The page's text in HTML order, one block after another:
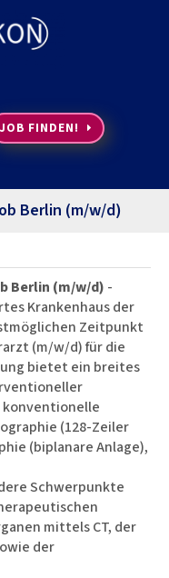
JOB FINDEN!
Berlin (m/w/d)
Berlin (m/w/d) -
Krankenhaus der
Zeitpunkt
(m/w/d) für die
bietet ein breites
konventionelle
(128-Zeiler
(biplanare Anlage),
Schwerpunkte
mittels CT, der
der